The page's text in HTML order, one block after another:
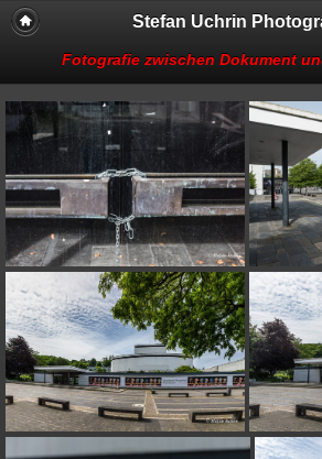
Stefan Uchrin
Fotografie zwischen Dokument